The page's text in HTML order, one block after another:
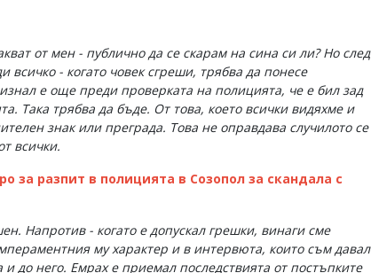
от мен - публично да се скарам на сина си ли? Но след
- когато човек сгреши, трябва да понесе
е още преди проверката на полицията, че е бил зад
Така трябва да бъде. От това, което всички видяхме и
знак или преграда. Това не оправдава случилото се
всички.
за разпит в полицията в Созопол за скандала с
Напротив - когато е допускал грешки, винаги сме
му характер и в интервюта, които съм давал
до него. Емрах е приемал последствията от постъпките